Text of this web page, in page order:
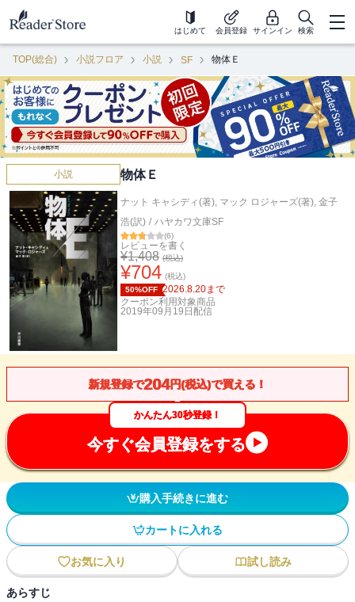
はじめて 会員登録 サインイン 検索
TOP(総合) 小説フロア 小説 SF 物体Ｅ
小説 物体Ｅ
ナット キャシディ(著), マック ロジャーズ(著), 金子
浩(訳) / ハヤカワ文庫SF
(6)
レビューを書く
¥1,408 (税込)
¥704 (税込)
50%OFF 2026.8.20まで
クーポン利用対象商品
2019年09月19日 配信
新規登録で204円(税込)で買える！
かんたん30秒登録！
今すぐ会員登録をする
購入手続きに進む
カートに入れる
お気に入り 試し読み
あらすじ